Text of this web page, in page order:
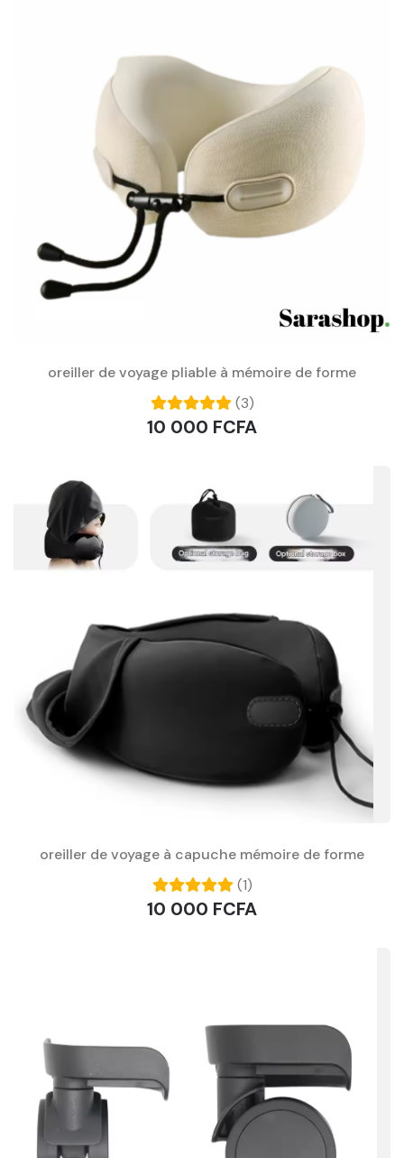
oreiller de voyage pliable à mémoire de forme
(3)
10 000 FCFA
oreiller de voyage à capuche mémoire de forme
(1)
10 000 FCFA